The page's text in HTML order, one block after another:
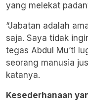
yang melekat
“Jabatan adalah
saja. Saya tidak
tegas Abdul Mu’ti
seorang manusia
katanya.
Kesederhanaan